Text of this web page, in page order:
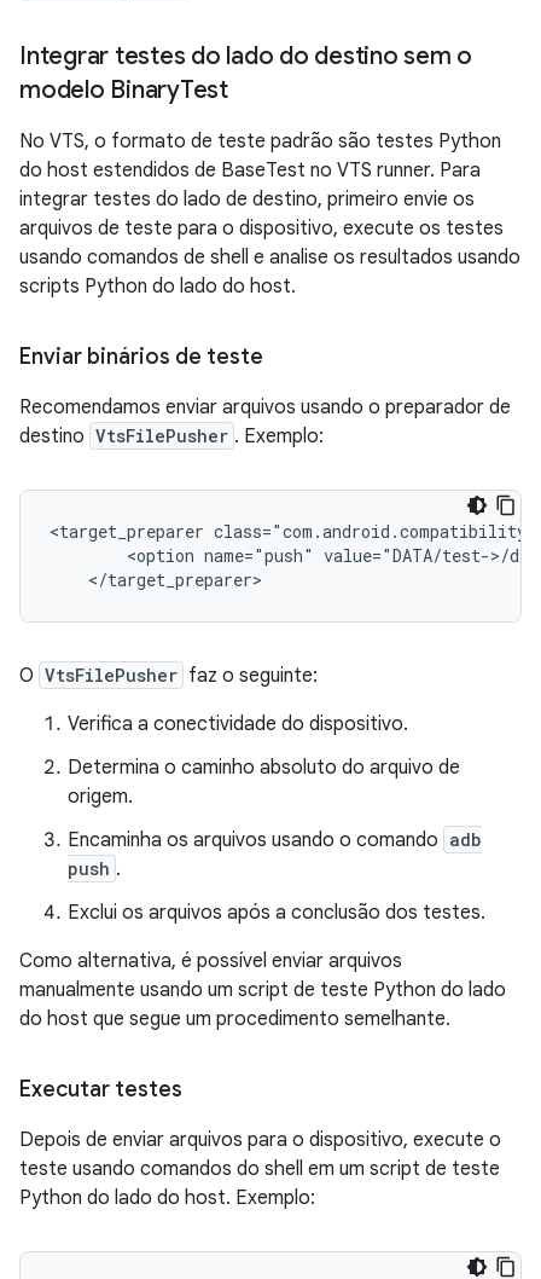
Integrar testes do lado do destino sem o
modelo BinaryTest
No VTS, o formato de teste padrão são testes Python
do host estendidos de BaseTest no VTS runner. Para
integrar testes do lado de destino, primeiro envie os
arquivos de teste para o dispositivo, execute os testes
usando comandos de shell e analise os resultados usando
scripts Python do lado do host.
Enviar binários de teste
Recomendamos enviar arquivos usando o preparador de
destino VtsFilePusher . Exemplo:
<target_preparer
<option name="push" value="DATA/test->/
O VtsFilePusher faz o seguinte:
Verifica a conectividade do dispositivo.
Determina o caminho absoluto do arquivo de
origem.
Encaminha os arquivos usando o comando adb
push .
Exclui os arquivos após a conclusão dos testes.
Como alternativa, é possível enviar arquivos
manualmente usando um script de teste Python do lado
do host que segue um procedimento semelhante.
Executar testes
Depois de enviar arquivos para o dispositivo, execute o
teste usando comandos do shell em um script de teste
Python do lado do host. Exemplo: